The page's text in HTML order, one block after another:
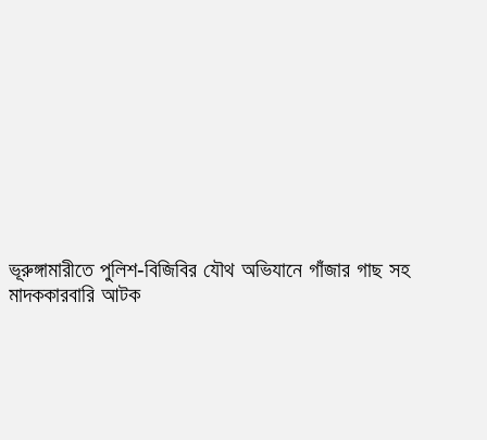
ভূরুঙ্গামারীতে পুলিশ-বিজিবির যৌথ অভিযানে গাঁজার গাছ সহ
মাদককারবারি আটক